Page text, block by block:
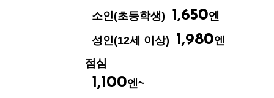
소인(초등학생)
1,650엔
성인(12세 이상)
1,980엔
점심
1,100엔~